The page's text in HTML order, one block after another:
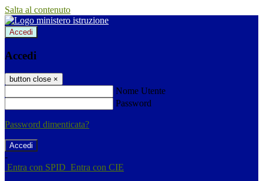
Salta al contenuto
Accedi
Accedi
button close ×
Nome Utente
Password
Password dimenticata?
-
Entra con SPID Entra con CIE